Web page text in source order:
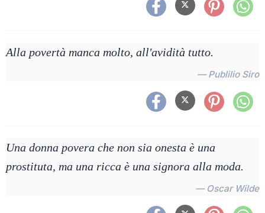
Alla povertà manca molto, all'avidità tutto.
— Publilio Siro
Una donna povera che non sia onesta è una
prostituta, ma una ricca è una signora alla moda.
— Oscar Wilde